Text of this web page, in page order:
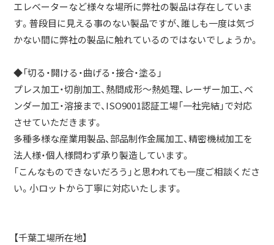
エレベーターなど様々な場所に弊社の製品は存在していま
す。普段目に見える事のない製品ですが、誰しも一度は気づ
かない間に弊社の製品に触れているのではないでしょうか。
◆「切る・開ける・曲げる・接合・塗る」
プレス加工・切削加工、熱間成形～熱処理、レーザー加工、ベ
ンダー加工・溶接まで、ISO9001認証工場「一社完結」で対応
させていただきます。
多種多様な産業用製品、部品制作金属加工、精密機械加工を
法人様・個人様問わず承り製造しています。
「こんなものできないだろう」と思われても一度ご相談くださ
い。小ロットから丁寧に対応いたします。
【千葉工場所在地】